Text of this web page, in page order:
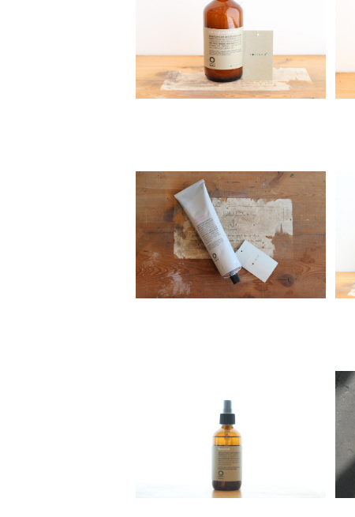
Organic Way Silk′n glow H
air Bath[クセ毛向けシャンプ
ー]
¥5,250
Organic Way rebuilding ha
ir mask[ダメージヘア トリート
メント]
¥4,820
Organic Way フラワーフォー
ル
¥4,800